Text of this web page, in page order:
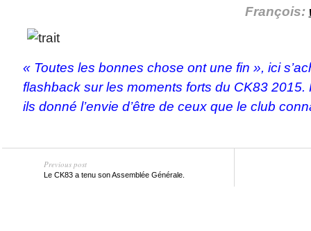
François:
« Toutes les bonnes chose ont une fin », ici
flashback sur les moments forts du CK83 2015.
ils donné l’envie d’être de ceux que le club
Previous post
Le CK83 a tenu son Assemblée Générale.